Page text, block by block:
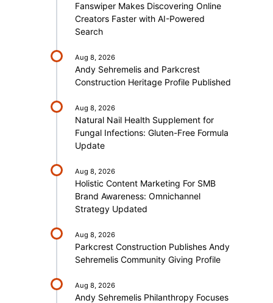
Fanswiper Makes Discovering Online
Creators Faster with AI-Powered
Search
Aug 8, 2026
Andy Sehremelis and Parkcrest
Construction Heritage Profile Published
Aug 8, 2026
Natural Nail Health Supplement for
Fungal Infections: Gluten-Free Formula
Update
Aug 8, 2026
Holistic Content Marketing For SMB
Brand Awareness: Omnichannel
Strategy Updated
Aug 8, 2026
Parkcrest Construction Publishes Andy
Sehremelis Community Giving Profile
Aug 8, 2026
Andy Sehremelis Philanthropy Focuses